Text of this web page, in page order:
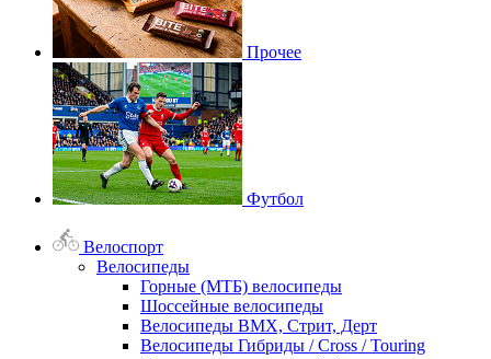
Прочее
Футбол
Велоспорт
Велосипеды
Горные (МТБ) велосипеды
Шоссейные велосипеды
Велосипеды BMX, Стрит, Дерт
Велосипеды Гибриды / Cross / Touring